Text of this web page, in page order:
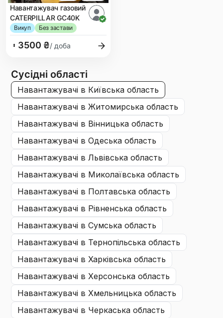
Навантажувач газовий
CATERPILLAR GC40K
Викуп Без застави
3500 ₴/ доба
Сусідні області
навантажувачі в Київська область
навантажувачі в Житомирська область
навантажувачі в Вінницька область
навантажувачі в Одеська область
навантажувачі в Львівська область
навантажувачі в Миколаївська область
навантажувачі в Полтавська область
навантажувачі в Рівненська область
навантажувачі в Сумська область
навантажувачі в Тернопільська область
навантажувачі в Харківська область
навантажувачі в Херсонська область
навантажувачі в Хмельницька область
навантажувачі в Черкаська область